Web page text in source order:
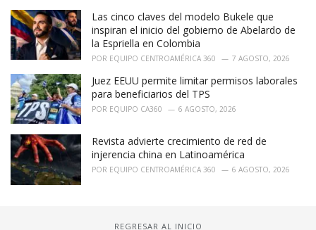
Las cinco claves del modelo Bukele que
inspiran el inicio del gobierno de Abelardo de
la Espriella en Colombia
POR EQUIPO CENTROAMÉRICA 360 7 AGOSTO, 2026
Juez EEUU permite limitar permisos laborales
para beneficiarios del TPS
POR EQUIPO CA360 6 AGOSTO, 2026
Revista advierte crecimiento de red de
injerencia china en Latinoamérica
POR EQUIPO CENTROAMÉRICA 360 6 AGOSTO, 2026
REGRESAR AL INICIO